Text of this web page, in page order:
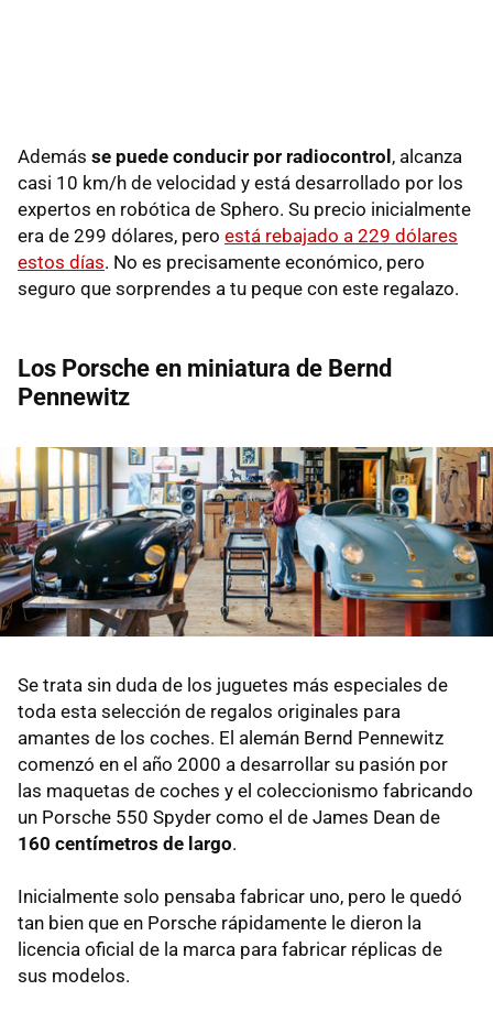
Además se puede conducir por radiocontrol , alcanza
casi 10 km/h de velocidad y está desarrollado por los
expertos en robótica de Sphero. Su precio inicialmente
era de 299 dólares, pero está rebajado a 229 dólares
estos días. No es precisamente económico, pero
seguro que sorprendes a tu peque con este regalazo.
Los Porsche en miniatura de Bernd
Pennewitz
Se trata sin duda de los juguetes más especiales de
toda esta selección de regalos originales para
amantes de los coches. El alemán Bernd Pennewitz
comenzó en el año 2000 a desarrollar su pasión por
las maquetas de coches y el coleccionismo fabricando
un Porsche 550 Spyder como el de James Dean de
160 centímetros de largo.
Inicialmente solo pensaba fabricar uno, pero le quedó
tan bien que en Porsche rápidamente le dieron la
licencia oficial de la marca para fabricar réplicas de
sus modelos.